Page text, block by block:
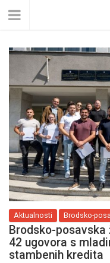
Aktualnosti Brodsko-
Brodsko-
42 ugovora s
stambenih kredita